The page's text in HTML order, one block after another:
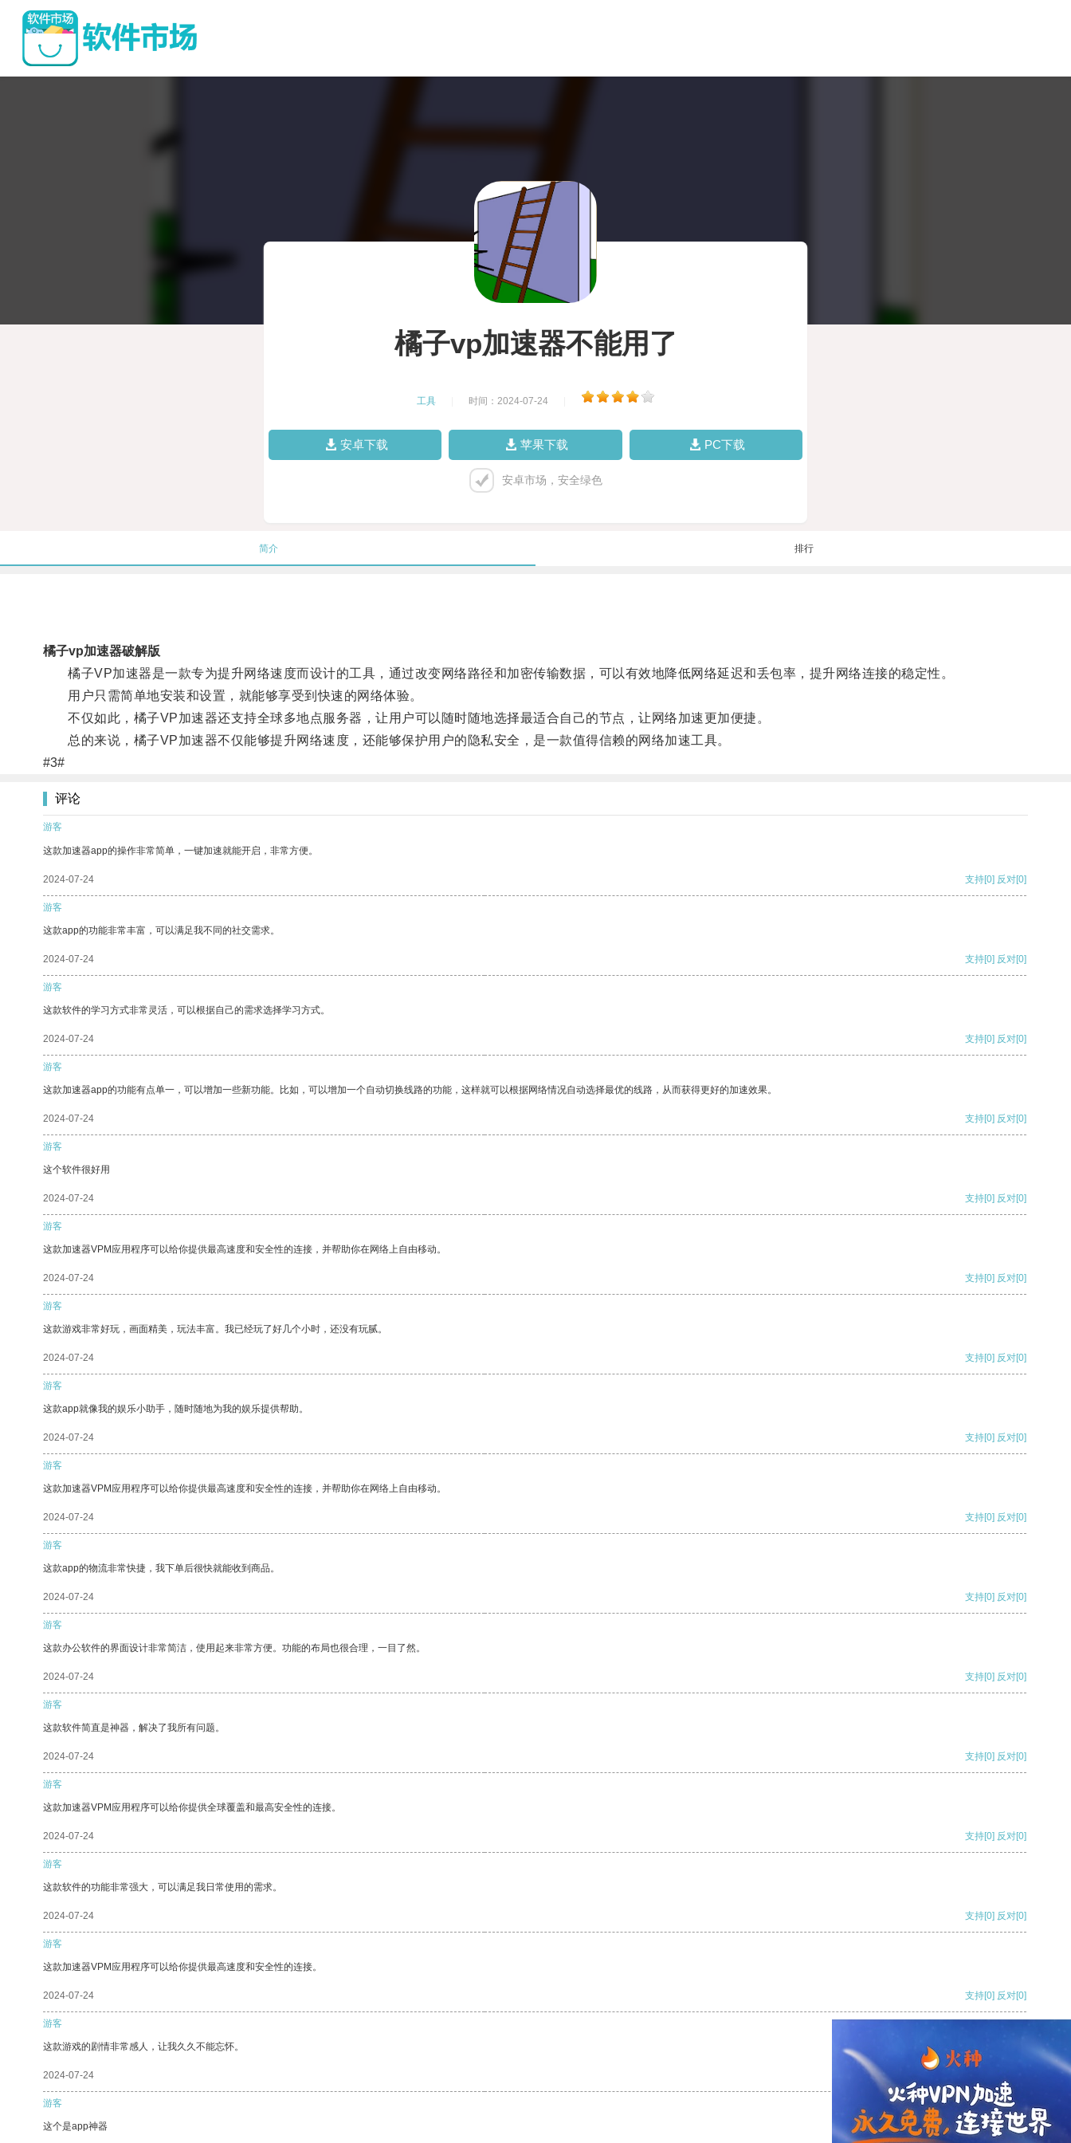
橘子vp加速器不能用了
工具 时间：2024-07-24
安卓下载 苹果下载 PC下载
安卓市场，安全绿色
简介 排行
橘子vp加速器破解版
橘子VP加速器是一款专为提升网络速度而设计的工具，通过改变网络路径和加密传输数据，可以有效地降低网络延迟和丢包率，提升网络连接的稳定性。
用户只需简单地安装和设置，就能够享受到快速的网络体验。
不仅如此，橘子VP加速器还支持全球多地点服务器，让用户可以随时随地选择最适合自己的节点，让网络加速更加便捷。
总的来说，橘子VP加速器不仅能够提升网络速度，还能够保护用户的隐私安全，是一款值得信赖的网络加速工具。
#3#
评论
游客
这款加速器app的操作非常简单，一键加速就能开启，非常方便。
2024-07-24 支持[0] 反对[0]
游客
这款app的功能非常丰富，可以满足我不同的社交需求。
2024-07-24 支持[0] 反对[0]
游客
这款软件的学习方式非常灵活，可以根据自己的需求选择学习方式。
2024-07-24 支持[0] 反对[0]
游客
这款加速器app的功能有点单一，可以增加一些新功能。比如，可以增加一个自动切换线路的功能，这样就可以根据网络情况自动选择最优的线路，从而获得更好的加速效果。
2024-07-24 支持[0] 反对[0]
游客
这个软件很好用
2024-07-24 支持[0] 反对[0]
游客
这款加速器VPM应用程序可以给你提供最高速度和安全性的连接，并帮助你在网络上自由移动。
2024-07-24 支持[0] 反对[0]
游客
这款游戏非常好玩，画面精美，玩法丰富。我已经玩了好几个小时，还没有玩腻。
2024-07-24 支持[0] 反对[0]
游客
这款app就像我的娱乐小助手，随时随地为我的娱乐提供帮助。
2024-07-24 支持[0] 反对[0]
游客
这款加速器VPM应用程序可以给你提供最高速度和安全性的连接，并帮助你在网络上自由移动。
2024-07-24 支持[0] 反对[0]
游客
这款app的物流非常快捷，我下单后很快就能收到商品。
2024-07-24 支持[0] 反对[0]
游客
这款办公软件的界面设计非常简洁，使用起来非常方便。功能的布局也很合理，一目了然。
2024-07-24 支持[0] 反对[0]
游客
这款软件简直是神器，解决了我所有问题。
2024-07-24 支持[0] 反对[0]
游客
这款加速器VPM应用程序可以给你提供全球覆盖和最高安全性的连接。
2024-07-24 支持[0] 反对[0]
游客
这款软件的功能非常强大，可以满足我日常使用的需求。
2024-07-24 支持[0] 反对[0]
游客
这款加速器VPM应用程序可以给你提供最高速度和安全性的连接。
2024-07-24 支持[0] 反对[0]
游客
这款游戏的剧情非常感人，让我久久不能忘怀。
2024-07-24
游客
这个是app神器